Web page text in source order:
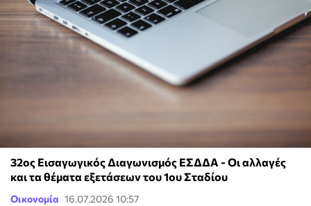
32ος Εισαγωγικός Διαγωνισμός ΕΣΔΔΑ - Οι αλλαγές
και τα θέματα εξετάσεων του 1ου Σταδίου
Οικονομία 16.07.2026 10:57